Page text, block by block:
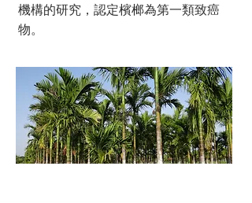
機構的研究，認定檳榔為第一類致癌
物。